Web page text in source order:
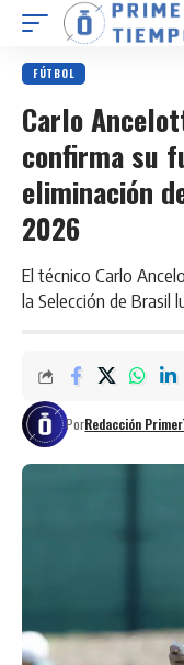
FÚTBOL
Carlo
confirma su
eliminación
2026
El técnico Carlo
la Selección de Brasil
PorRedacción